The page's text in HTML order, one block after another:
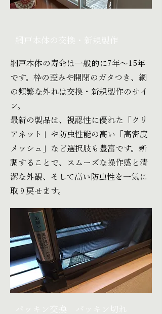
網戸本体の交換・新規製作
網戸本体の寿命は一般的に7年〜15年
です。枠の歪みや開閉のガタつき、網
の頻繁な外れは交換・新規製作のサイ
ン。
最新の製品は、視認性に優れた「クリ
アネット」や防虫性能の高い「高密度
メッシュ」など選択肢も豊富です。新
調することで、スムーズな操作感と清
潔な外観、そして高い防虫性を一気に
取り戻せます。
パッキン交換 パッキン切れ